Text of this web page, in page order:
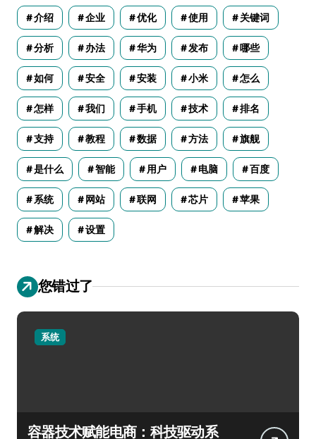
介绍 企业 优化 使用 关键词
分析 办法 华为 发布 哪些
如何 安全 安装 小米 怎么
怎样 我们 手机 技术 排名
支持 教程 数据 方法 旗舰
是什么 智能 用户 电脑 百度
系统 网站 联网 芯片 苹果
解决 设置
您错过了
系统
容器技术赋能电商：科技驱动系